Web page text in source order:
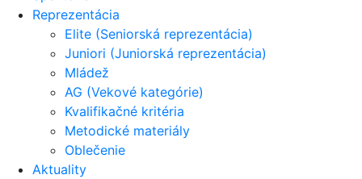
Reprezentácia
Elite (Seniorská reprezentácia)
Juniori (Juniorská reprezentácia)
Mládež
AG (Vekové kategórie)
Kvalifikačné kritéria
Metodické materiály
Oblečenie
Aktuality